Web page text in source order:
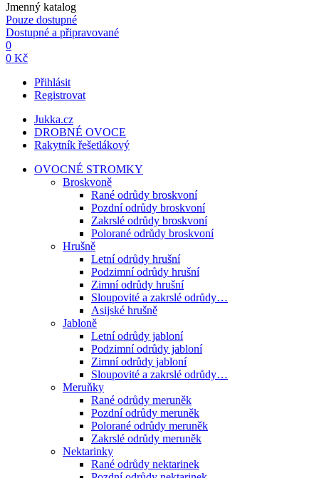
Jmenný katalog
Pouze dostupné
Dostupné a připravované
0
0 Kč
Přihlásit
Registrovat
Jukka.cz
DROBNÉ OVOCE
Rakytník řešetlákový
OVOCNÉ STROMKY
Broskvoně
Rané odrůdy broskvoní
Pozdní odrůdy broskvoní
Zakrslé odrůdy broskvoní
Polorané odrůdy broskvoní
Hrušně
Letní odrůdy hrušní
Podzimní odrůdy hrušní
Zimní odrůdy hrušní
Sloupovité a zakrslé odrůdy…
Asijské hrušně
Jabloně
Letní odrůdy jabloní
Podzimní odrůdy jabloní
Zimní odrůdy jabloní
Sloupovité a zakrslé odrůdy…
Meruňky
Rané odrůdy meruněk
Pozdní odrůdy meruněk
Polorané odrůdy meruněk
Zakrslé odrůdy meruněk
Nektarinky
Rané odrůdy nektarinek